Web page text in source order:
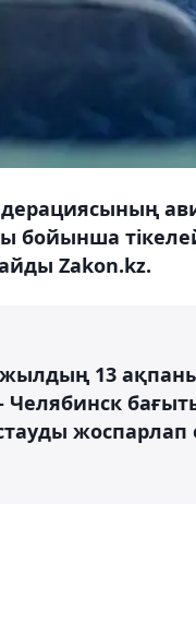
бойынша
Zakon.kz.
13
- Челябинск
жоспарлап